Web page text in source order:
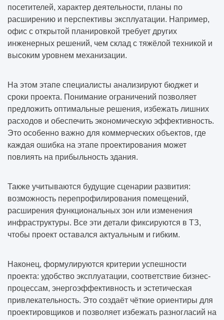
посетителей, характер деятельности, планы по
расширению и перспективы эксплуатации. Например,
офис с открытой планировкой требует других
инженерных решений, чем склад с тяжёлой техникой и
высоким уровнем механизации.
На этом этапе специалисты анализируют бюджет и
сроки проекта. Понимание ограничений позволяет
предложить оптимальные решения, избежать лишних
расходов и обеспечить экономическую эффективность.
Это особенно важно для коммерческих объектов, где
каждая ошибка на этапе проектирования может
повлиять на прибыльность здания.
Также учитываются будущие сценарии развития:
возможность перепрофилирования помещений,
расширения функциональных зон или изменения
инфраструктуры. Все эти детали фиксируются в ТЗ,
чтобы проект оставался актуальным и гибким.
Наконец, формулируются критерии успешности
проекта: удобство эксплуатации, соответствие бизнес-
процессам, энергоэффективность и эстетическая
привлекательность. Это создаёт чёткие ориентиры для
проектировщиков и позволяет избежать разногласий на